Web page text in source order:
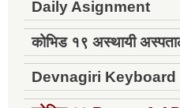
Daily Asignment
कोभिड १९ अस्थायी
Devnagiri Keyboard